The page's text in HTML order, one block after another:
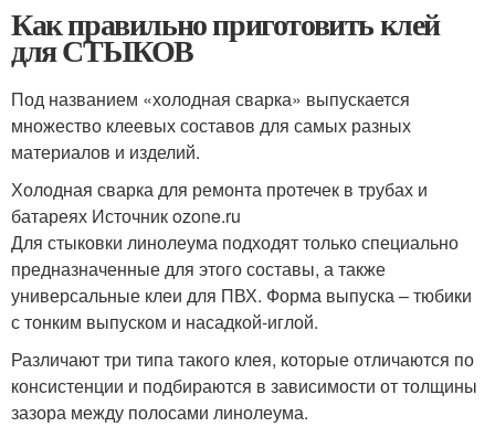
Как правильно приготовить клей
для СТЫКОВ
Под названием «холодная сварка» выпускается
множество клеевых составов для самых разных
материалов и изделий.
Холодная сварка для ремонта протечек в трубах и
батареях Источник ozone.ru
Для стыковки линолеума подходят только специально
предназначенные для этого составы, а также
универсальные клеи для ПВХ. Форма выпуска – тюбики
с тонким выпуском и насадкой-иглой.
Различают три типа такого клея, которые отличаются по
консистенции и подбираются в зависимости от толщины
зазора между полосами линолеума.